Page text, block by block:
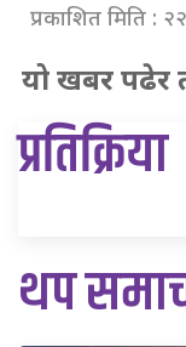
प्रकाशित मिति :
यो खबर पढेर
प्रतिक्रिया
थप